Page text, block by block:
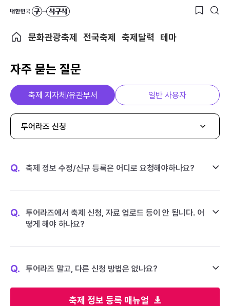
문화관광축제 전국축제 축제달력 테마
자주 묻는 질문
축제 정보 등록 매뉴얼
축제 지자체/유관부서 일반 사용자
투어라즈 신청
Q. 축제 정보 수정/신규 등록은 어디로 요청해야하나요?
Q.
투어라즈에서 축제 신청, 자료 업로드 등이 안 됩니다. 어
떻게 해야 하나요?
Q. 투어라즈 말고, 다른 신청 방법은 없나요?